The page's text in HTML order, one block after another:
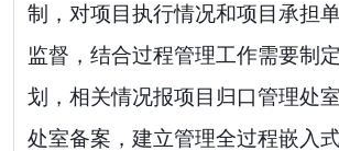
制， 对项目执行情况和项目承担
监督， 结合过程管理工作需要制
划，相关情况报项目归口管理处
处室备案，建立管理全过程嵌入